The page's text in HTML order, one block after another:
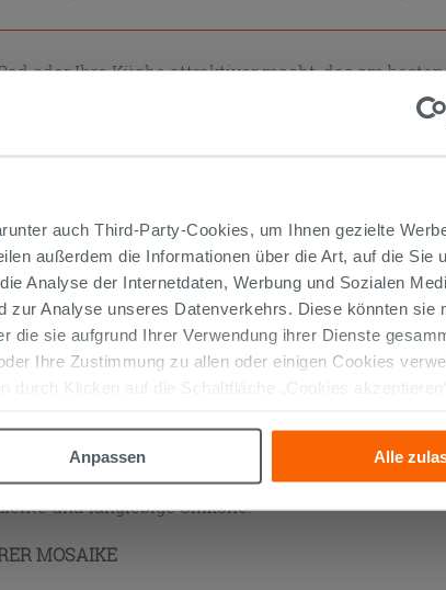
auch Third-Party-Cookies, um Ihnen gezielte
außerdem die Informationen über die Art, auf die Sie
Analyse der Internetdaten, Werbung und Sozialen
zur Analyse unseres Datenverkehrs. Diese könnten sie
die sie aufgrund Ihrer Verwendung ihrer Dienste
Ihre Zustimmung zu allen oder einigen Cookies
durch Klicken auf die Schaltfläche „Cookies akzeptieren“
Anpassen
Alle
oder Ihre Küche attraktiver macht, das am
langlebig und zuverlässig ist. Sie müssen
richtige Material wählen müssen, sondern auch
ihre beste Leistung zu erbringen: Nur so
zu bekommen, finden Sie in diesem Abschnitt von
Besuchen Sie die verschiedenen Seiten
Verlegungsanforderungen entwickelt
EFFIZIENZ UND STIL
ganz Besonderes: Beim Verlegen ist große
Klebstoffe und Spachtelmassen zu wählen, die
geeignet sind, und nicht nur das: Die
und trägt dazu bei, verschiedene grafische Effekte
können Sie aus Stuckelementen wählen, die Ihren
zuverlässig, so dass Sie das Material dauerhaft
und langlebige Silikone.
MOSAIKE